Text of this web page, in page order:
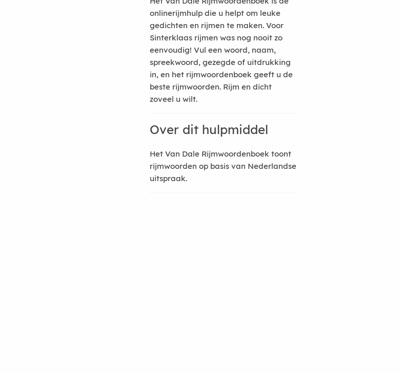
onlinerijmhulp die u helpt om leuke
gedichten en rijmen te maken. Voor
Sinterklaas rijmen was nog nooit zo
eenvoudig! Vul een woord, naam,
spreekwoord, gezegde of uitdrukking
in, en het rijmwoordenboek geeft u de
beste rijmwoorden. Rijm en dicht
zoveel u wilt.
Over dit hulpmiddel
Het Van Dale Rijmwoordenboek toont
rijmwoorden op basis van Nederlandse
uitspraak.